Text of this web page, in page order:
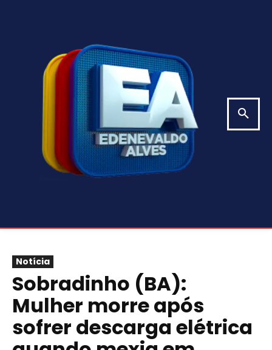
Notícia
Sobradinho (BA):
Mulher morre após
sofrer descarga elétrica